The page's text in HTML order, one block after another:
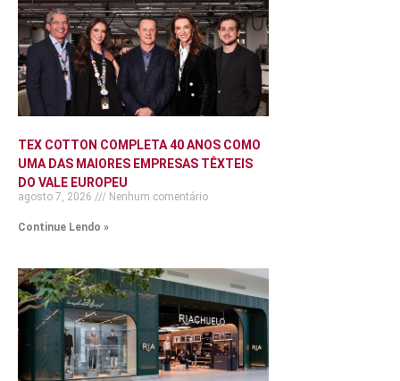
TEX COTTON COMPLETA 40 ANOS COMO
UMA DAS MAIORES EMPRESAS TÊXTEIS
DO VALE EUROPEU
agosto 7, 2026 Nenhum comentário
Continue Lendo »